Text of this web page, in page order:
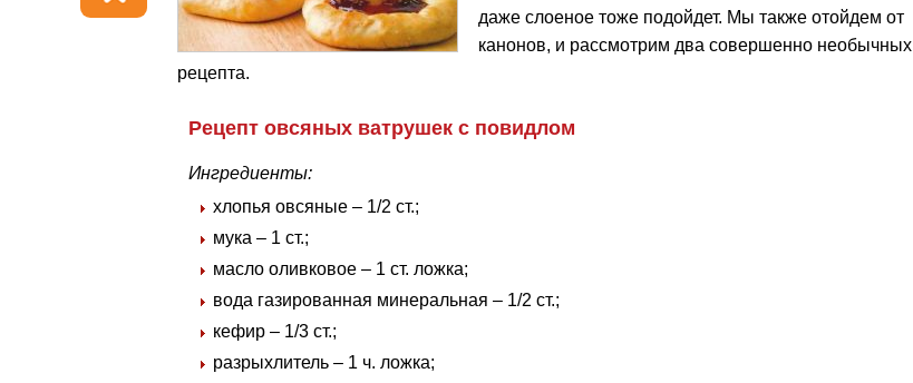
даже слоеное тоже подойдет. Мы также отойдем от
канонов, и рассмотрим два совершенно необычных
рецепта.
Рецепт овсяных ватрушек с повидлом
Ингредиенты:
хлопья овсяные – 1/2 ст.;
мука – 1 ст.;
масло оливковое – 1 ст. ложка;
вода газированная минеральная – 1/2 ст.;
кефир – 1/3 ст.;
разрыхлитель – 1 ч. ложка;